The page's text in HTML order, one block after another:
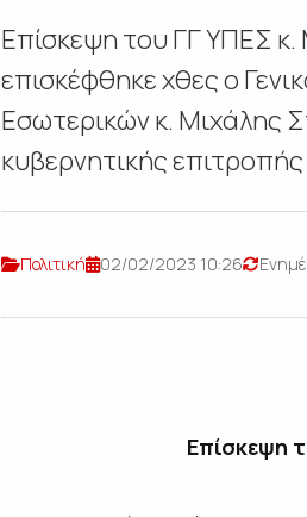
Επίσκεψη του ΓΓ ΥΠΕΣ
επισκέφθηκε χθες ο
Εσωτερικών κ. Μιχάλης
κυβερνητικής
Πολιτική 02/02/2023 10:26
Επίσκεψη